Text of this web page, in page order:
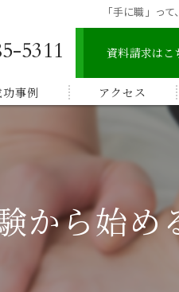
「手に職」っ
5311 資料請求はこ
功事例 アクセス
宇城市三角地区
宇城市松橋地区
熊本南地区
から始